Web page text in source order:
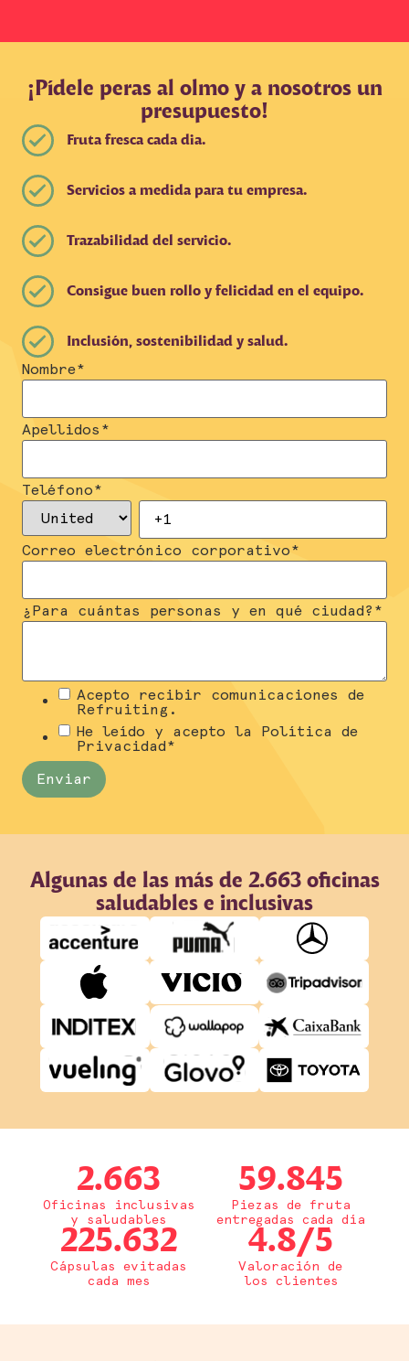
¡Pídele peras al olmo y a nosotros un
presupuesto!
Fruta fresca cada dia.
Servicios a medida para tu empresa.
Trazabilidad del servicio.
Consigue buen rollo y felicidad en el equipo.
Inclusión, sostenibilidad y salud.
Nombre*
Apellidos *
Teléfono*
Correo electrónico corporativo*
¿Para cuántas personas y en qué ciudad? *
Acepto recibir comunicaciones de
Refruiting.
He leído y acepto la Política de
Privacidad*
Algunas de las más de 2.663 oficinas
saludables e inclusivas
Oficinas inclusivas
y saludables
2.663
Piezas de fruta
entregadas cada día
59.845
Cápsulas evitadas
cada mes
225.632
Valoración de
los clientes
4.8/5